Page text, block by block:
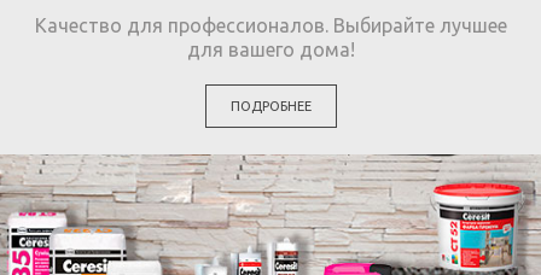
Качество для профессионалов. Выбирайте лучшее
для вашего дома!
ПОДРОБНЕЕ